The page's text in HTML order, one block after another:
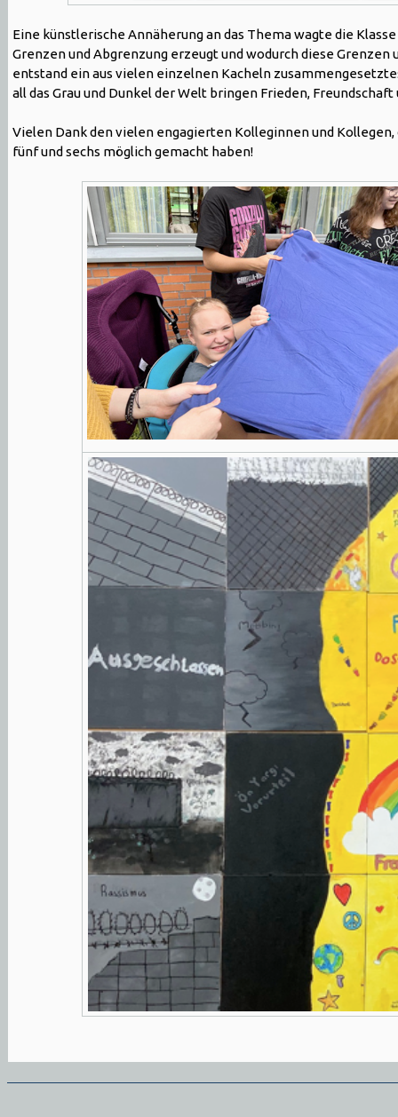
Eine künstlerische Annäherung an das Thema wagte die
Grenzen und Abgrenzung erzeugt und wodurch diese
entstand ein aus vielen einzelnen Kacheln
all das Grau und Dunkel der Welt bringen Frieden,
Vielen Dank den vielen engagierten Kolleginnen und
fünf und sechs möglich gemacht haben!